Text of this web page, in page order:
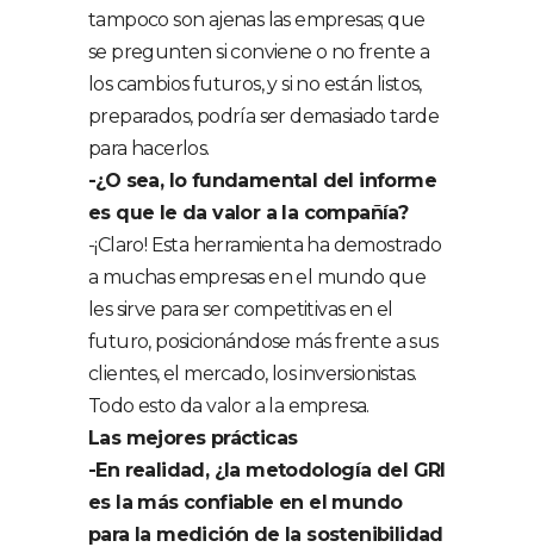
tampoco son ajenas las empresas; que
se pregunten si conviene o no frente a
los cambios futuros, y si no están listos,
preparados, podría ser demasiado tarde
para hacerlos.
-¿O sea, lo fundamental del informe
es que le da valor a la compañía?
-¡Claro! Esta herramienta ha demostrado
a muchas empresas en el mundo que
les sirve para ser competitivas en el
futuro, posicionándose más frente a sus
clientes, el mercado, los inversionistas.
Todo esto da valor a la empresa.
Las mejores prácticas
-En realidad, ¿la metodología del GRI
es la más confiable en el mundo
para la medición de la sostenibilidad